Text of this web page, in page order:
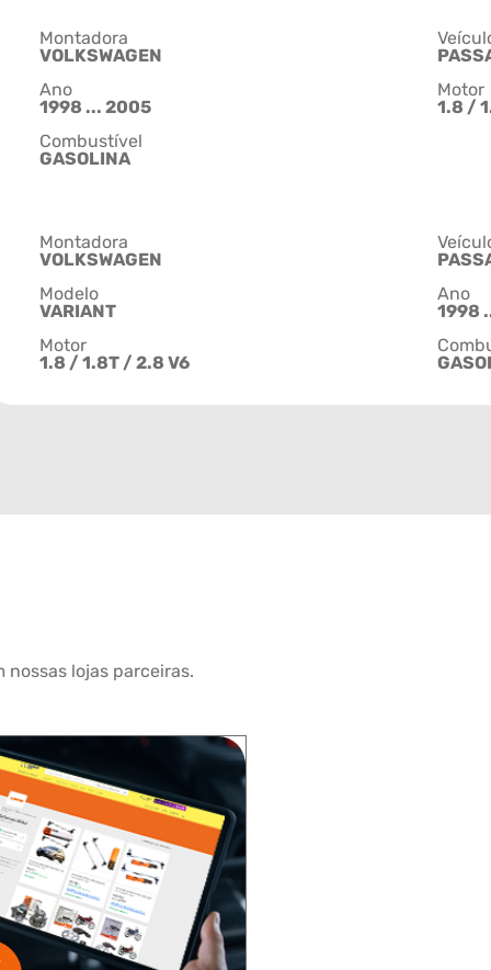
Montadora
VOLKSWAGEN
Ano
1998 ... 2005
Motor
1.8 /
Combustível
GASOLINA
Montadora
VOLKSWAGEN
Modelo
VARIANT
Ano
1998
Motor
1.8 / 1.8T / 2.8 V6
nossas lojas parceiras.